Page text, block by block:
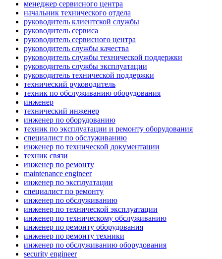
менеджер сервисного центра
начальник технического отдела
руководитель клиентской службы
руководитель сервиса
руководитель сервисного центра
руководитель службы качества
руководитель службы технической поддержки
руководитель службы эксплуатации
руководитель технической поддержки
технический руководитель
техник по обслуживанию оборудования
инженер
технический инженер
инженер по оборудованию
техник по эксплуатации и ремонту оборудования
специалист по обслуживанию
инженер по технической документации
техник связи
инженер по ремонту
maintenance engineer
инженер по эксплуатации
специалист по ремонту
инженер по обслуживанию
инженер по технической эксплуатации
инженер по техническому обслуживанию
инженер по ремонту оборудования
инженер по ремонту техники
инженер по обслуживанию оборудования
security engineer